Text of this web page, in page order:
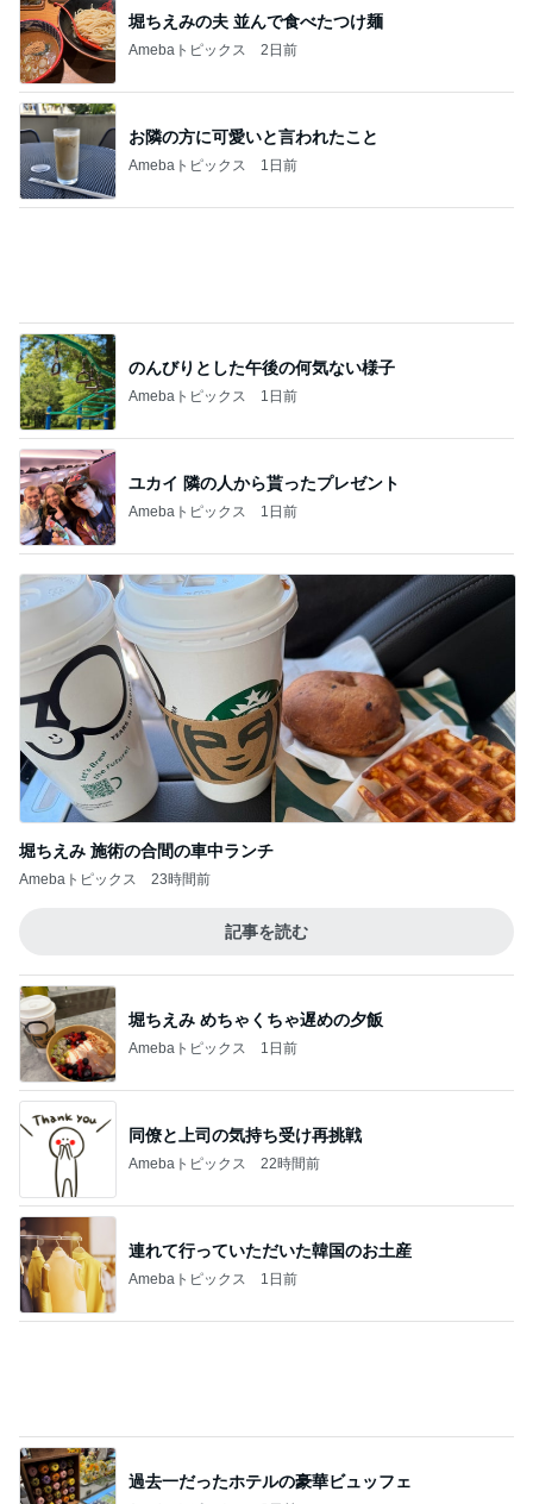
お隣の方に可愛いと言われたこと
Amebaトピックス 1日前
のんびりとした午後の何気ない様子
Amebaトピックス 1日前
堀ちえみ 施術の合間の車中ランチ
Amebaトピックス 23時間前
記事を読む
堀ちえみ めちゃくちゃ遅めの夕飯
Amebaトピックス 1日前
Amebaトピックス 22時間前
連れて行っていただいた韓国のお土産
Amebaトピックス 1日前
過去一だったホテルの豪華ビュッフェ
Amebaトピックス 2日前